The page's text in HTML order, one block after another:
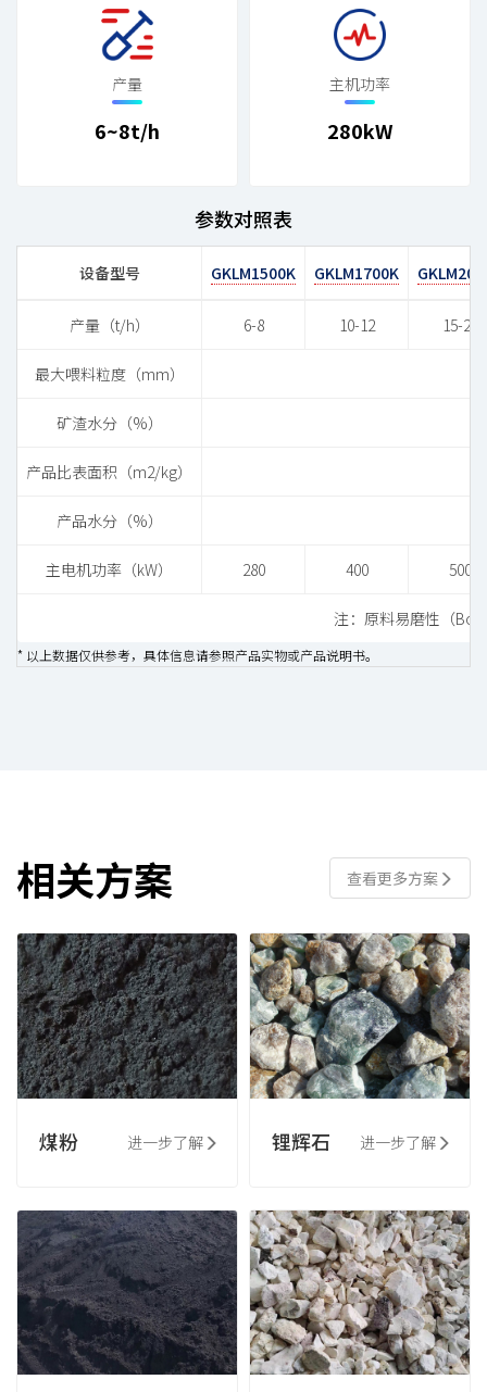
产量
6~8t/h
主机功率
280kW
参数对照表
设备型号 GKLM1500K GKLM1700K
产量（t/h） 6-8 10-12 15-22
最大喂料粒度（mm）
矿渣水分（%）
产品比表面积（m2/kg）
产品水分（%）
主电机功率（kW） 280 400 500
注：原料易磨性（
* 以上数据仅供参考，具体信息请参照产品实物或产品说明书。
相关方案 查看更多方案
煤粉 进一步了解 锂辉石 进一步了解